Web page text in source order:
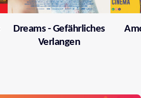
Dreams - Gefährliches
Verlangen